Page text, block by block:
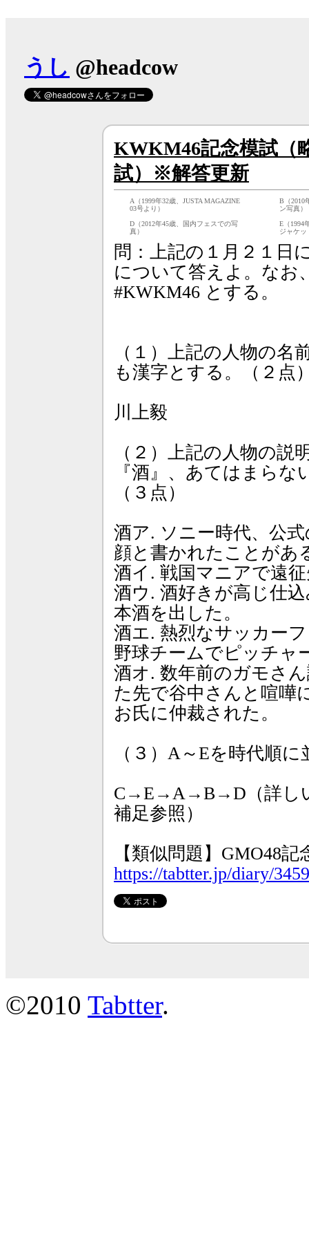
うし @headcow
KWKM46記念模試（
試）※解答更新
A（1999年32歳、JUSTA MAGAZINE
03号より）
B（2010
ン写真）
D（2012年45歳、国内フェスでの写
真）
E（1994
ジャケッ
問：上記の１月２１日
について答えよ。なお
#KWKM46 とする。
（１）上記の人物の
も漢字とする。（２点
川上毅
（２）上記の人物の
『酒』、あてはまら
（３点）
酒ア. ソニー時代、公
顔と書かれたことがあ
酒イ. 戦国マニアで遠
酒ウ. 酒好きが高じ仕
本酒を出した。
酒エ. 熱烈なサッカー
野球チームでピッチャ
酒オ. 数年前のガモさ
た先で谷中さんと喧嘩
お氏に仲裁された。
（３）A～Eを時代順
C→E→A→B→D（詳し
補足参照）
【類似問題】GMO48
https://tabtter.jp/diary/3459
©2010 Tabtter.